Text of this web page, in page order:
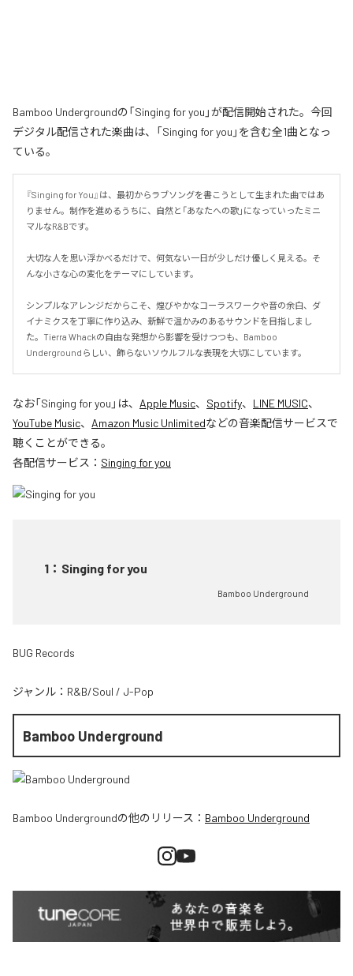
Bamboo Undergroundの「Singing for you」が配信開始された。今回
デジタル配信された楽曲は、「Singing for you」を含む全1曲となっ
ている。
『Singing for You』は、最初からラブソングを書こうとして生まれた曲ではあ
りません。制作を進めるうちに、自然と「あなたへの歌」になっていったミニ
マルなR&Bです。
大切な人を思い浮かべるだけで、何気ない一日が少しだけ優しく見える。そ
んな小さな心の変化をテーマにしています。
シンプルなアレンジだからこそ、煌びやかなコーラスワークや音の余白、ダ
イナミクスを丁寧に作り込み、新鮮で温かみのあるサウンドを目指しまし
た。Tierra Whackの自由な発想から影響を受けつつも、Bamboo
Undergroundらしい、飾らないソウルフルな表現を大切にしています。
なお「Singing for you 」は、 Apple Music、 Spotify、 LINE MUSIC、
YouTube Music、 Amazon Music Unlimitedなどの音楽配信サービスで
聴くことができる。
各配信サービス： Singing for you
1 ： Singing for you
Bamboo Underground
BUG Records
ジャンル： R&B/Soul / J-Pop
Bamboo Underground
Bamboo Undergroundの他のリリース： Bamboo Underground